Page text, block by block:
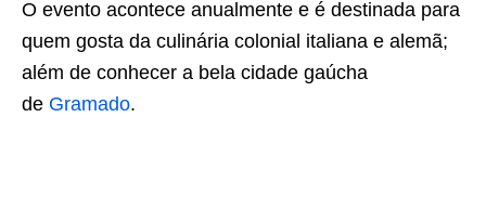
O evento acontece anualmente e é destinada para
quem gosta da culinária colonial italiana e alemã;
além de conhecer a bela cidade gaúcha
de Gramado.